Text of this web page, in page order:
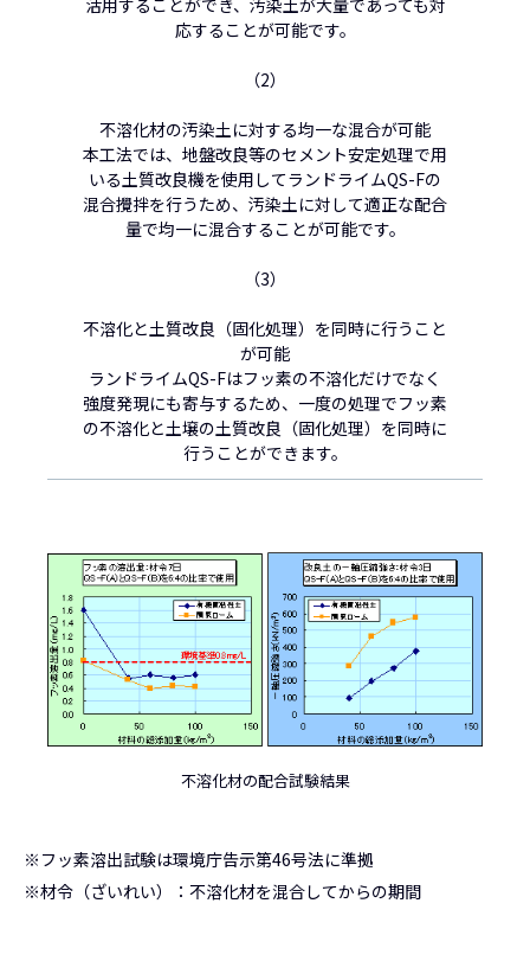
活用することができ、汚染土が大量であっても対
応することが可能です。
（2）
不溶化材の汚染土に対する均一な混合が可能
本工法では、地盤改良等のセメント安定処理で用
いる土質改良機を使用してランドライムQS-Fの
混合攪拌を行うため、汚染土に対して適正な配合
量で均一に混合することが可能です。
（3）
不溶化と土質改良（固化処理）を同時に行うこと
が可能
ランドライムQS-Fはフッ素の不溶化だけでなく
強度発現にも寄与するため、一度の処理でフッ素
の不溶化と土壌の土質改良（固化処理）を同時に
行うことができます。
不溶化材の配合試験結果
※フッ素溶出試験は環境庁告示第46号法に準拠
※材令（ざいれい）：不溶化材を混合してからの期間